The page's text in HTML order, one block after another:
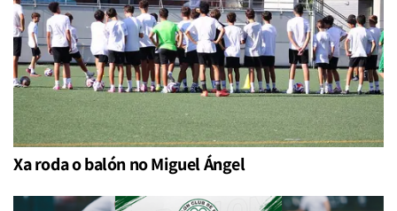
Xa roda o balón no Miguel Ángel